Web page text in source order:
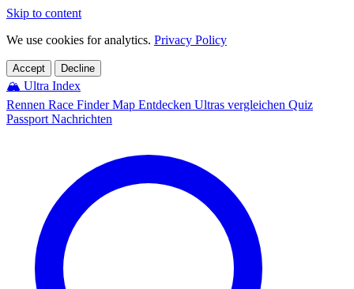
Skip to content
We use cookies for analytics. Privacy Policy
Accept Decline
🏔️ Ultra Index
Rennen Race FinderMap Entdecken Ultras vergleichen Quiz
Passport Nachrichten